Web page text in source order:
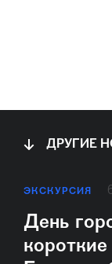
ДРУГИЕ
ЭКСКУРСИЯ
День